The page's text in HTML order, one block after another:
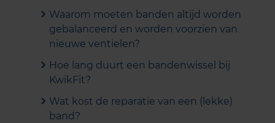
Waarom moeten banden altijd worden
gebalanceerd en worden voorzien van
nieuwe ventielen?
Hoe lang duurt een bandenwissel bij
KwikFit?
Wat kost de reparatie van een (lekke)
band?